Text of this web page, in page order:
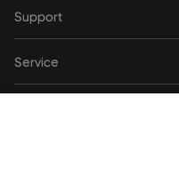
Support
Service